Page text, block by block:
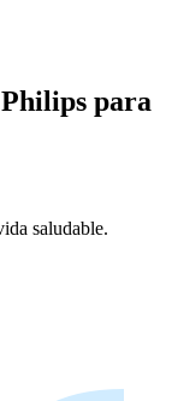
para
saludable.